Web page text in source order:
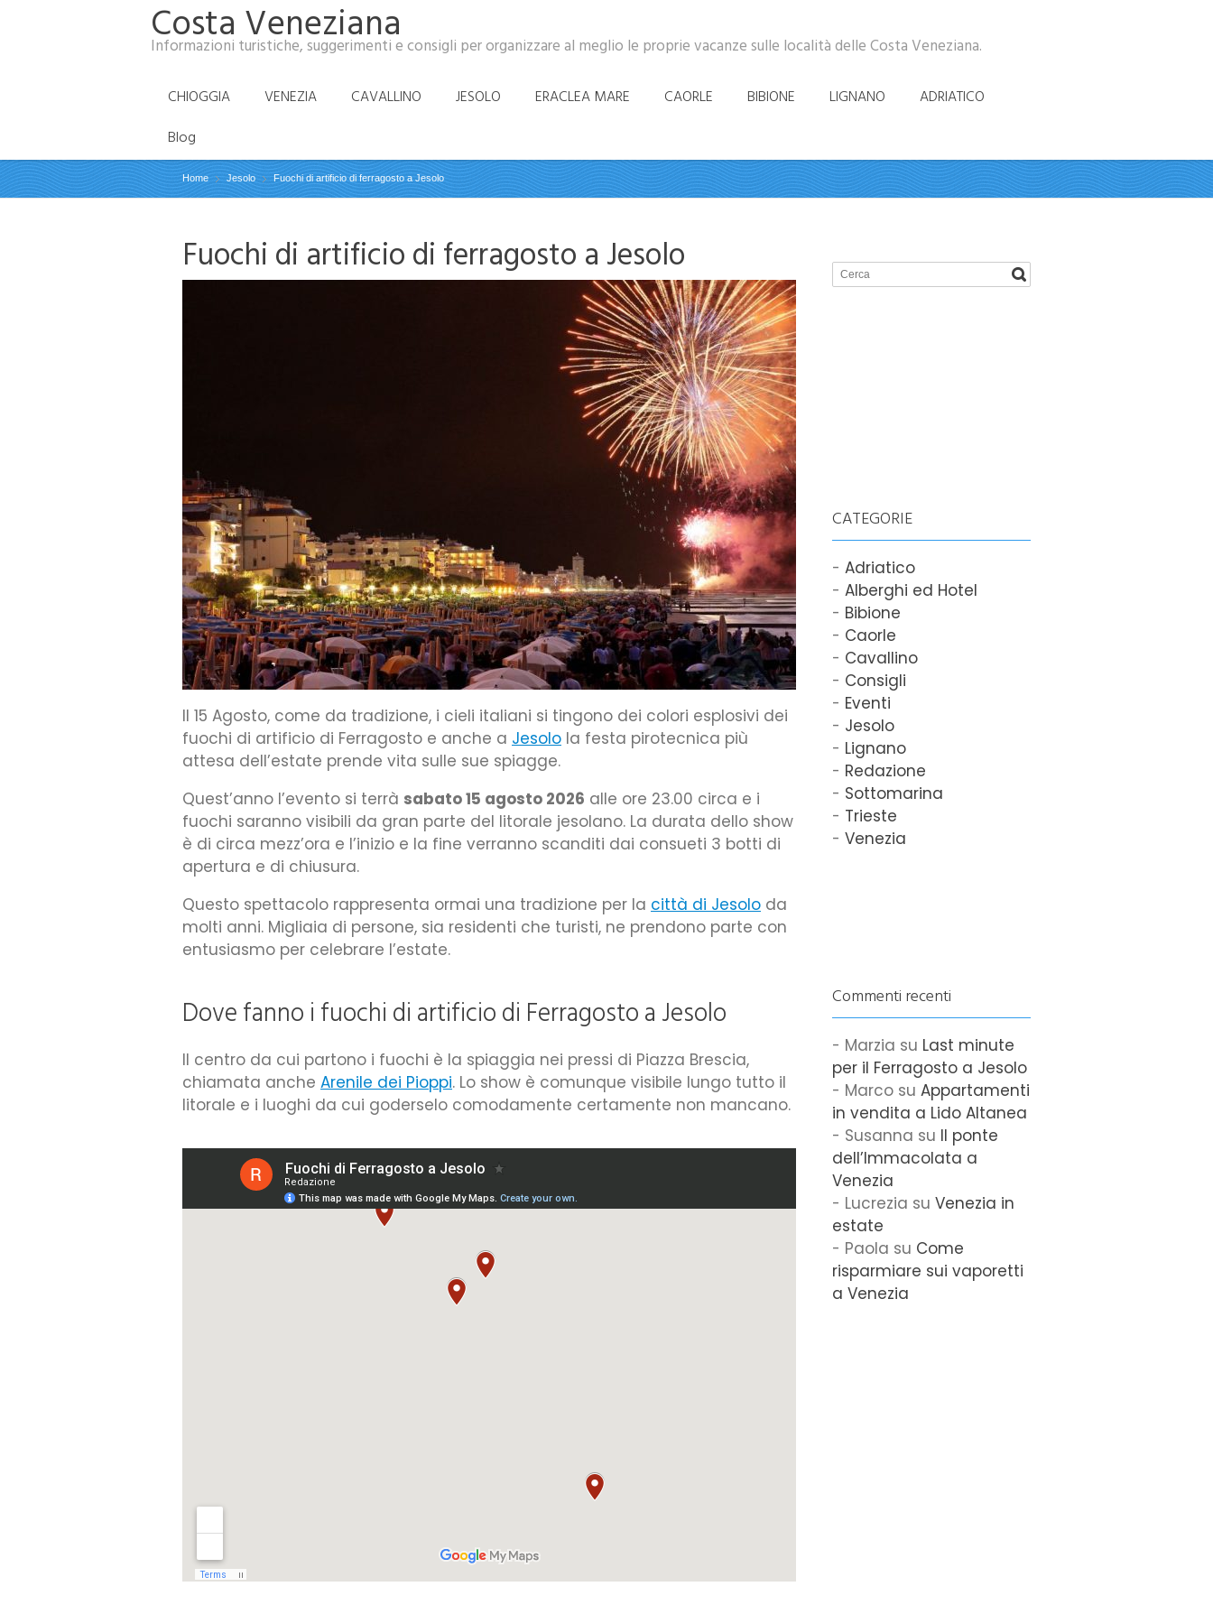
Costa Veneziana
Informazioni turistiche, suggerimenti e consigli per organizzare al meglio le proprie vacanze sulle località delle Costa Veneziana.
CHIOGGIA VENEZIA CAVALLINO JESOLO ERACLEA MARE CAORLE BIBIONE LIGNANO
ADRIATICO
Blog
Home Jesolo Fuochi di artificio di ferragosto a Jesolo
Fuochi di artificio di ferragosto a Jesolo
Il 15 Agosto, come da tradizione, i cieli italiani si tingono dei colori esplosivi dei
fuochi di artificio di Ferragosto e anche a Jesolo la festa pirotecnica più
attesa dell’estate prende vita sulle sue spiagge.
Quest’anno l’evento si terrà sabato 15 agosto 2026 alle ore 23.00 circa e i
fuochi saranno visibili da gran parte del litorale jesolano. La durata dello show
è di circa mezz’ora e l’inizio e la fine verranno scanditi dai consueti 3 botti di
apertura e di chiusura.
Questo spettacolo rappresenta ormai una tradizione per la città di Jesolo da
molti anni. Migliaia di persone, sia residenti che turisti, ne prendono parte con
entusiasmo per celebrare l’estate.
Dove fanno i fuochi di artificio di Ferragosto a Jesolo
Il centro da cui partono i fuochi è la spiaggia nei pressi di Piazza Brescia,
chiamata anche Arenile dei Pioppi. Lo show è comunque visibile lungo tutto il
litorale e i luoghi da cui goderselo comodamente certamente non mancano.
CATEGORIE
Adriatico
Alberghi ed Hotel
Bibione
Caorle
Cavallino
Consigli
Eventi
Jesolo
Lignano
Redazione
Sottomarina
Trieste
Venezia
Commenti recenti
Marzia su Last minute
per il Ferragosto a Jesolo
Marco su Appartamenti
in vendita a Lido Altanea
Susanna su Il ponte
dell’Immacolata a
Venezia
Lucrezia su Venezia in
estate
Paola su Come
risparmiare sui vaporetti
a Venezia